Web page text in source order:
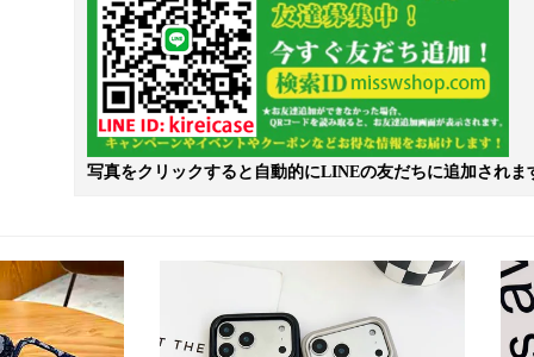
写真をクリックすると自動的にLINEの友だちに追加されま